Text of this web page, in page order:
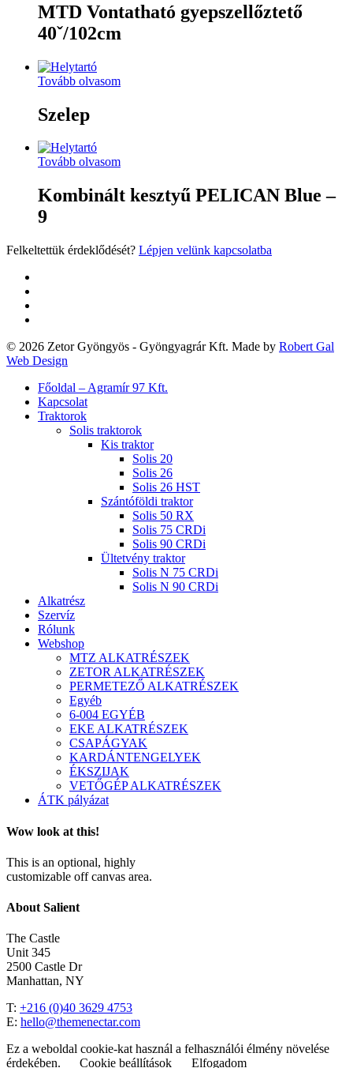
MTD Vontatható gyepszellőztető
40ˇ/102cm
Tovább olvasom
Szelep
Tovább olvasom
Kombinált kesztyű PELICAN Blue –
9
Felkeltettük érdeklődését? Lépjen velünk kapcsolatba
© 2026 Zetor Gyöngyös - Gyöngyagrár Kft. Made by Robert Gal
Web Design
Close
Menu
Főoldal – Agramír 97 Kft.
Kapcsolat
Traktorok
Solis traktorok
Kis traktor
Solis 20
Solis 26
Solis 26 HST
Szántóföldi traktor
Solis 50 RX
Solis 75 CRDi
Solis 90 CRDi
Ültetvény traktor
Solis N 75 CRDi
Solis N 90 CRDi
Alkatrész
Szervíz
Rólunk
Webshop
MTZ ALKATRÉSZEK
ZETOR ALKATRÉSZEK
PERMETEZŐ ALKATRÉSZEK
Egyéb
6-004 EGYÉB
EKE ALKATRÉSZEK
CSAPÁGYAK
KARDÁNTENGELYEK
ÉKSZIJAK
VETŐGÉP ALKATRÉSZEK
ÁTK pályázat
Wow look at this!
This is an optional, highly
customizable off canvas area.
About Salient
The Castle
Unit 345
2500 Castle Dr
Manhattan, NY
T: +216 (0)40 3629 4753
E: hello@themenectar.com
Ez a weboldal cookie-kat használ a felhasználói élmény növelése
érdekében.
Cookie beállítások Elfogadom